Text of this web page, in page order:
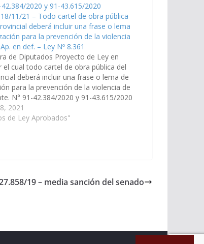
42.384/2020 y 91-43.615/2020
11/21 – Todo cartel de obra pública
deberá incluir una frase o lema
para la prevención de la violencia
en def. – Ley Nº 8.361
de Diputados Proyecto de Ley en
el cual todo cartel de obra pública del
deberá incluir una frase o lema de
para la prevención de la violencia de
N° 91-42.384/2020 y 91-43.615/2020
Comisión de la Mujer, Género y…
2021
de Ley Aprobados"
19 – media sanción del senado